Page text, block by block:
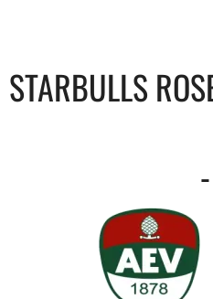
STARBULLS
-